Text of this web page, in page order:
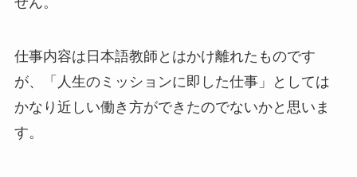
仕事内容は日本語教師とはかけ離れたものです
が、「人生のミッションに即した仕事」としては
かなり近しい働き方ができたのでないかと思いま
す。